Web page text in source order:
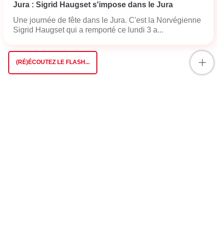
Jura : Sigrid Haugset s'impose dans le Jura
Une journée de fête dans le Jura. C'est la Norvégienne
Sigrid Haugset qui a remporté ce lundi 3 a...
(RÉ)ÉCOUTEZ LE FLASH... +